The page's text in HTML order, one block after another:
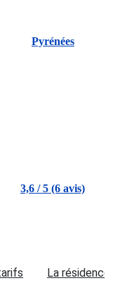
Pyrénées
3,6 / 5 (6 avis)
La résidence